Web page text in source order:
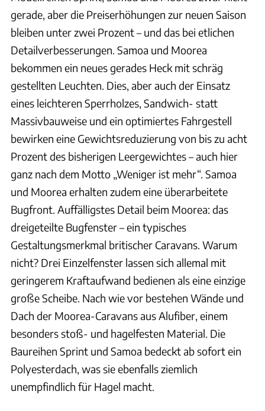
gerade, aber die Preiserhöhungen zur neuen Saison
bleiben unter zwei Prozent – und das bei etlichen
Detailverbesserungen. Samoa und Moorea
bekommen ein neues gerades Heck mit schräg
gestellten Leuchten. Dies, aber auch der Einsatz
eines leichteren Sperrholzes, Sandwich- statt
Massivbauweise und ein optimiertes Fahrgestell
bewirken eine Gewichtsreduzierung von bis zu acht
Prozent des bisherigen Leergewichtes – auch hier
ganz nach dem Motto „Weniger ist mehr“. Samoa
und Moorea erhalten zudem eine überarbeitete
Bugfront. Auffälligstes Detail beim Moorea: das
dreigeteilte Bugfenster – ein typisches
Gestaltungsmerkmal britischer Caravans. Warum
nicht? Drei Einzelfenster lassen sich allemal mit
geringerem Kraftaufwand bedienen als eine einzige
große Scheibe. Nach wie vor bestehen Wände und
Dach der Moorea-Caravans aus Alufiber, einem
besonders stoß- und hagelfesten Material. Die
Baureihen Sprint und Samoa bedeckt ab sofort ein
Polyesterdach, was sie ebenfalls ziemlich
unempfindlich für Hagel macht.